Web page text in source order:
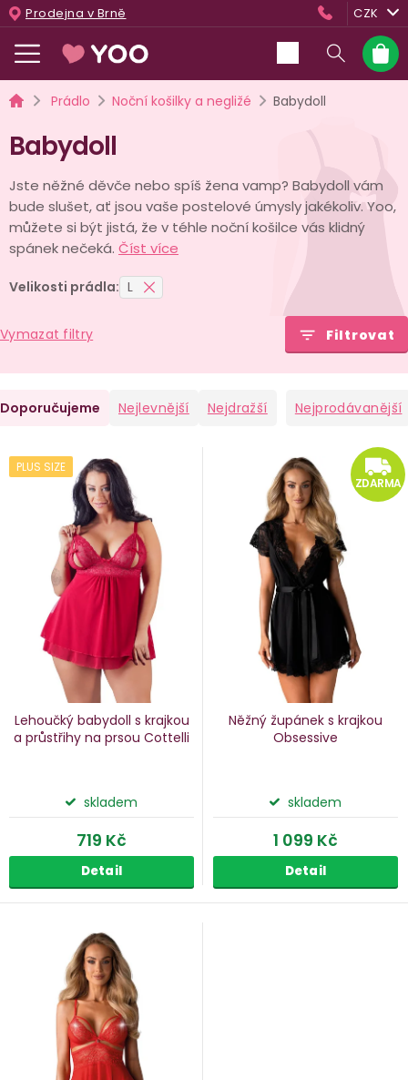
Přejít
na
obsah
Prodejna v Brně CZK
košík
DomůPrádlo Noční košilky a negližé Babydoll
Babydoll
Jste něžné děvče nebo spíš žena vamp? Babydoll vám
bude slušet, ať jsou vaše postelové úmysly jakékoliv. Yoo,
můžete si být jistá, že v téhle noční košilce vás klidný
spánek nečeká. Číst více
Velikosti prádla: L
Vymazat filtry Filtrovat
Doporučujeme Nejlevnější Nejdražší Nejprodávanější
VPLUS SIZE
Lehoučký babydoll s krajkou
a průstřihy na prsou Cottelli
skladem
719 Kč
Detail
ZDARMA
Něžný župánek s krajkou
Obsessive
skladem
1 099 Kč
Detail